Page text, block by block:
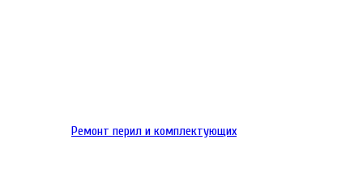
Ремонт перил и комплектующих